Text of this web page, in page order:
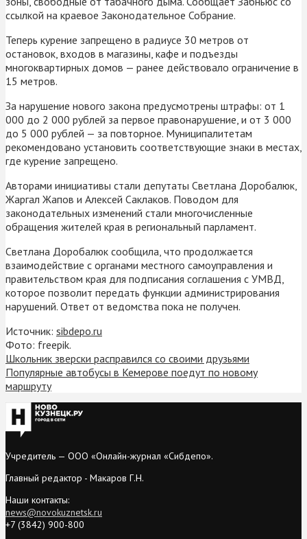
ссылкой на краевое Законодательное Собрание.
Теперь курение запрещено в радиусе 30 метров от
остановок, входов в магазины, кафе и подъезды
многоквартирных домов — ранее действовало ограничение в
15 метров.
За нарушение нового закона предусмотрены штрафы: от 1
000 до 2 000 рублей за первое правонарушение, и от 3 000
до 5 000 рублей — за повторное. Муниципалитетам
рекомендовано установить соответствующие знаки в местах,
где курение запрещено.
Авторами инициативы стали депутаты Светлана Доробалюк,
Жаргал Жапов и Алексей Саклаков. Поводом для
законодательных изменений стали многочисленные
обращения жителей края в региональный парламент.
Светлана Доробалюк сообщила, что продолжается
взаимодействие с органами местного самоуправления и
правительством края для подписания соглашения с УМВД,
которое позволит передать функции администрирования
нарушений. Ответ от ведомства пока не получен.
Источник: sibdepo.ru
Фото: freepik.
Школьник зверски расправился со своими друзьями
Популярные автобусы в Кемерове поедут по новому
маршруту
Учредитель — ООО «Онлайн-журнал «Сибдепо».
Главный редактор - Макаров Г.Н.
Наши контакты:
news@novokuznetsk.ru
+7 (3842) 900-800